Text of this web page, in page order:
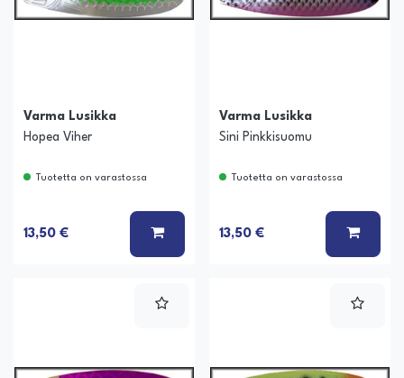
Varma Lusikka
Hopea Viher
Tuotetta on varastossa
13,50 € LISÄÄ KORIIN
Varma Lusikka
Sini Pinkkisuomu
Tuotetta on varastossa
13,50 € LISÄÄ